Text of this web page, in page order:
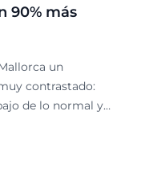
90% más
un
contrastado:
de lo normal y